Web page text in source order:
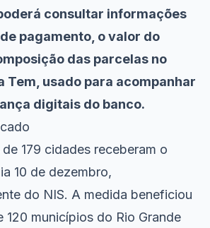
consultar informações
pagamento, o valor do
das parcelas no
Tem, usado para acompanhar
digitais do banco.
179 cidades receberam o
10 de dezembro,
do NIS. A medida beneficiou
120 municípios do Rio Grande